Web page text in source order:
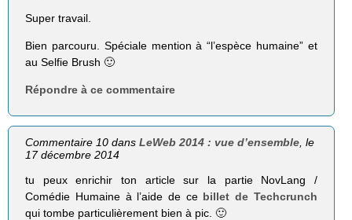
Super travail.
Bien parcouru. Spéciale mention à “l’espèce humaine” et
au Selfie Brush 🙂
Répondre à ce commentaire
Commentaire 10 dansLeWeb 2014 : vue d’ensemble , le
17 décembre 2014
tu peux enrichir ton article sur la partie NovLang /
Comédie Humaine à l’aide de ce billet de Techcrunch
qui tombe particulièrement bien à pic. 🙂